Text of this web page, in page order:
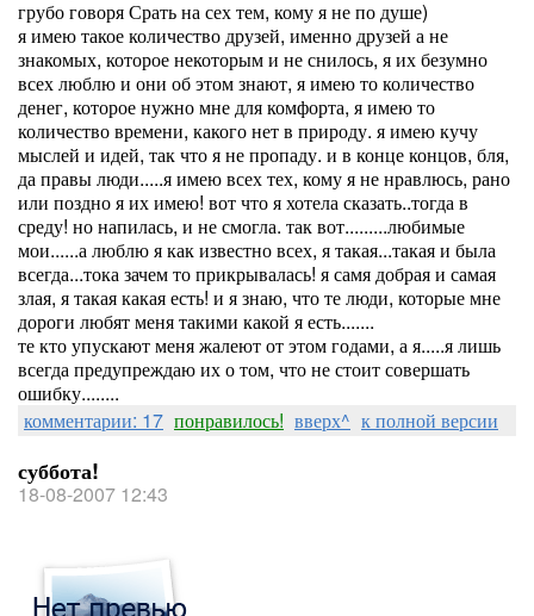
грубо говоря Срать на сех тем, кому я не по душе)
я имею такое количество друзей, именно друзей а не
знакомых, которое некоторым и не снилось, я их безумно
всех люблю и они об этом знают, я имею то количество
денег, которое нужно мне для комфорта, я имею то
количество времени, какого нет в природу. я имею кучу
мыслей и идей, так что я не пропаду. и в конце концов, бля,
да правы люди.....я имею всех тех, кому я не нравлюсь, рано
или поздно я их имею! вот что я хотела сказать..тогда в
среду! но напилась, и не смогла. так вот.........любимые
мои......а люблю я как известно всех, я такая...такая и была
всегда...тока зачем то прикрывалась! я самя добрая и самая
злая, я такая какая есть! и я знаю, что те люди, которые мне
дороги любят меня такими какой я есть.......
те кто упускают меня жалеют от этом годами, а я.....я лишь
всегда предупреждаю их о том, что не стоит совершать
ошибку........
комментарии: 17 понравилось! вверх^ к полной версии
суббота!
18-08-2007 12:43